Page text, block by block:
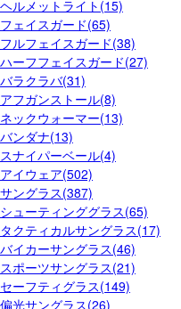
ヘルメットライト(15)
フェイスガード(65)
フルフェイスガード(38)
ハーフフェイスガード(27)
バラクラバ(31)
アフガンストール(8)
ネックウォーマー(13)
バンダナ(13)
スナイパーベール(4)
アイウェア(502)
サングラス(387)
シューティンググラス(65)
タクティカルサングラス(17)
バイカーサングラス(46)
スポーツサングラス(21)
セーフティグラス(149)
偏光サングラス(26)